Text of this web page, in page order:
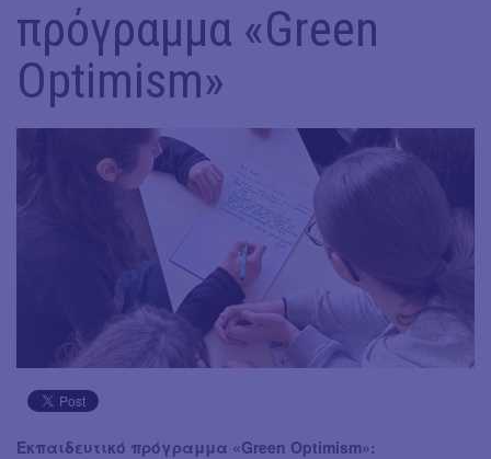
πρόγραμμα «Green
Optimism»
Εκπαιδευτικό πρόγραμμα «Green Optimism»: